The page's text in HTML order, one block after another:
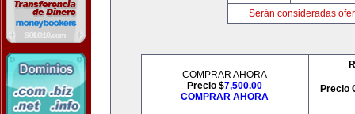
Serán consideradas
COMPRAR AHORA
Precio $7,500.00
COMPRAR AHORA
Precio